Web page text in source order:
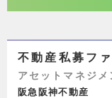
不動産私募フ
アセットマネジ
阪急阪神不動産